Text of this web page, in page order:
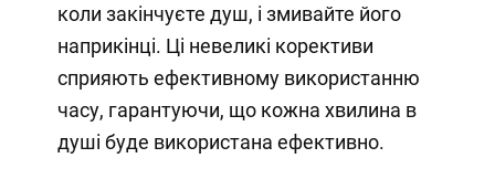
коли закінчуєте душ, і змивайте його
наприкінці. Ці невеликі корективи
сприяють ефективному використанню
часу, гарантуючи, що кожна хвилина в
душі буде використана ефективно.